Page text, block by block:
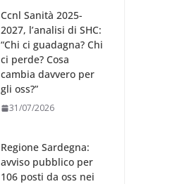
Ccnl Sanità 2025-
2027, l’analisi di SHC:
“Chi ci guadagna? Chi
ci perde? Cosa
cambia davvero per
gli oss?”
31/07/2026
Regione Sardegna:
avviso pubblico per
106 posti da oss nei